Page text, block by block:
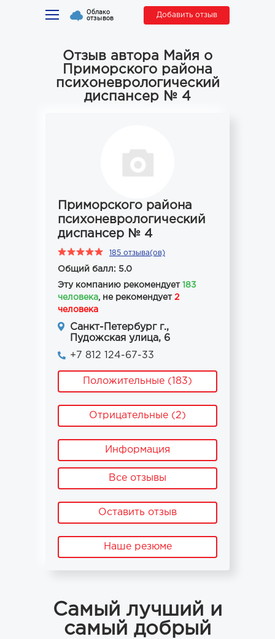
Облако
отзывов Добавить отзыв
Отзыв автора Майя о
Приморского района
психоневрологический
диспансер № 4
Приморского района
психоневрологический
диспансер № 4
185 отзыва(ов)
Общий балл: 5.0
Эту компанию рекомендует 183
человека, не рекомендует 2
человека
Санкт-Петербург г.,
Пудожская улица, 6
+7 812 124-67-33
Положительные (183)
Отрицательные (2)
Информация
Все отзывы
Оставить отзыв
Наше резюме
Самый лучший и
самый добрый